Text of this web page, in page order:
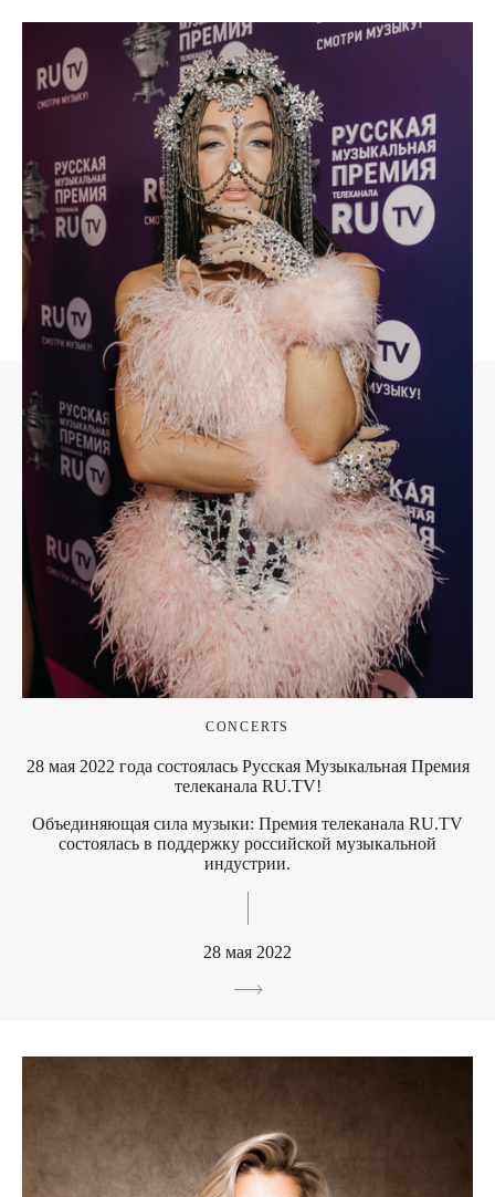
CONCERTS
28 мая 2022 года состоялась Русская Музыкальная Премия
телеканала RU.TV!
Объединяющая сила музыки: Премия телеканала RU.TV
состоялась в поддержку российской музыкальной
индустрии.
28 мая 2022